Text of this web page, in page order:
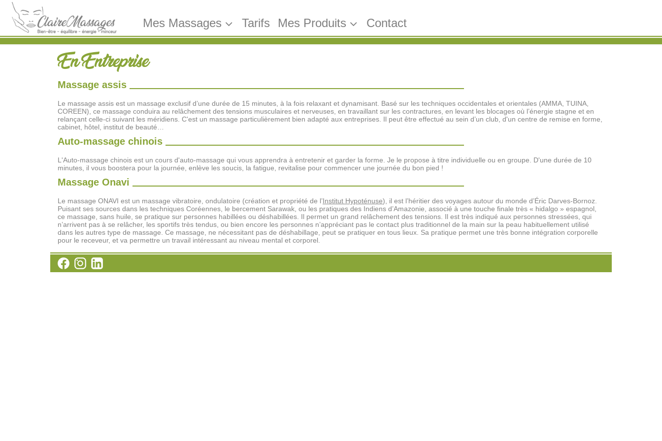
Mes Massages Tarifs Mes Produits Contact
En Entreprise
Massage assis
Le massage assis est un massage exclusif d’une durée de 15 minutes, à la fois relaxant et dynamisant. Basé sur les techniques occidentales et orientales (AMMA, TUINA,
COREEN), ce massage conduira au relâchement des tensions musculaires et nerveuses, en travaillant sur les contractures, en levant les blocages où l’énergie stagne et en
relançant celle-ci suivant les méridiens. C'est un massage particulièrement bien adapté aux entreprises. Il peut être effectué au sein d’un club, d'un centre de remise en forme,
cabinet, hôtel, institut de beauté…
Auto-massage chinois
L'Auto-massage chinois est un cours d'auto-massage qui vous apprendra à entretenir et garder la forme. Je le propose à titre individuelle ou en groupe. D'une durée de 10
minutes, il vous boostera pour la journée, enlève les soucis, la fatigue, revitalise pour commencer une journée du bon pied !
Massage Onavi
Le massage ONAVI est un massage vibratoire, ondulatoire (création et propriété de l’Institut Hypoténuse), il est l’héritier des voyages autour du monde d’Éric Darves-Bornoz.
Puisant ses sources dans les techniques Coréennes, le bercement Sarawak, ou les pratiques des Indiens d’Amazonie, associé à une touche finale très « hidalgo » espagnol,
ce massage, sans huile, se pratique sur personnes habillées ou déshabillées. Il permet un grand relâchement des tensions. Il est très indiqué aux personnes stressées, qui
n’arrivent pas à se relâcher, les sportifs très tendus, ou bien encore les personnes n’appréciant pas le contact plus traditionnel de la main sur la peau habituellement utilisé
dans les autres type de massage. Ce massage, ne nécessitant pas de déshabillage, peut se pratiquer en tous lieux. Sa pratique permet une très bonne intégration corporelle
pour le receveur, et va permettre un travail intéressant au niveau mental et corporel.